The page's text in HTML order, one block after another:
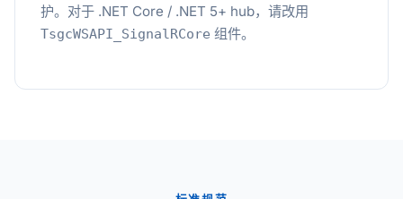
护。对于 .NET Core / .NET 5+ hub，请改用
TsgcWSAPI_SignalRCore 组件。